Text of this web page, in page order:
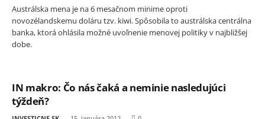
Austrálska mena je na 6 mesačnom minime oproti
novozélandskemu doláru tzv. kiwi. Spôsobila to austrálska centrálna
banka, ktorá ohlásila možné uvoľnenie menovej politiky v najbližšej
dobe.
IN makro: Čo nás čaká a neminie nasledujúci
týždeň?